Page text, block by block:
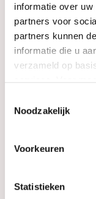
informatie over
partners voor
partners kunnen
informatie die u
verzameld op
Noodzakelijk
Voorkeuren
Statistieken
Wedding rings
PRE-OWNED
Maatwerk